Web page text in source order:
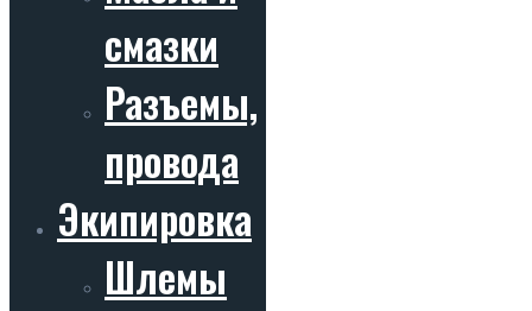
смазки
Разъемы,
провода
Экипировка
Шлемы